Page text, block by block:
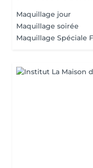
Maquillage jour
Maquillage soirée
Maquillage Spéciale